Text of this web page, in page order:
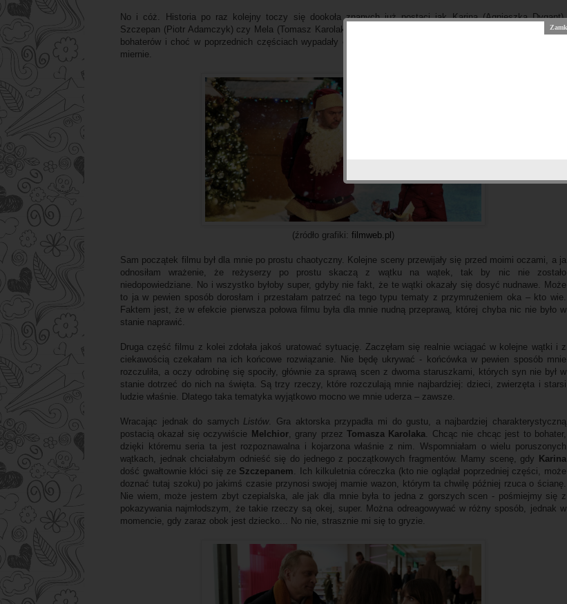
No i cóż. Historia po raz kolejny toczy się dookoła znanych już postaci jak Karina (Agnieszka Dygant),
Szczepan (Piotr Adamczyk) czy Mela (Tomasz Karolak). Ich perypetie przeplatane są rozterkami pozostałych
bohaterów i choć w poprzednich częściach wypadały one całkiem zabawnie, tak tutaj... niestety było raczej
miernie.
(źródło grafiki: filmweb.pl )
Sam początek filmu był dla mnie po prostu chaotyczny. Kolejne sceny przewijały się przed moimi oczami, a ja
odnosiłam wrażenie, że reżyserzy po prostu skaczą z wątku na wątek, tak by nic nie zostało
niedopowiedziane. No i wszystko byłoby super, gdyby nie fakt, że te wątki okazały się dosyć nudnawe. Może
to ja w pewien sposób dorosłam i przestałam patrzeć na tego typu tematy z przymrużeniem oka – kto wie.
Faktem jest, że w efekcie pierwsza połowa filmu była dla mnie nudną przeprawą, której chyba nic nie było w
stanie naprawić.
Druga część filmu z kolei zdołała jakoś uratować sytuację. Zaczęłam się realnie wciągać w kolejne wątki i z
ciekawością czekałam na ich końcowe rozwiązanie. Nie będę ukrywać - końcówka w pewien sposób mnie
rozczuliła, a oczy odrobinę się spociły, głównie za sprawą scen z dwoma staruszkami, których syn nie był w
stanie dotrzeć do nich na święta. Są trzy rzeczy, które rozczulają mnie najbardziej: dzieci, zwierzęta i starsi
ludzie właśnie. Dlatego taka tematyka wyjątkowo mocno we mnie uderza – zawsze.
Wracając jednak do samych Listów. Gra aktorska przypadła mi do gustu, a najbardziej charakterystyczną
postacią okazał się oczywiście
Melchior, grany przezTomasza Karolaka . Chcąc nie chcąc jest to bohater,
dzięki któremu seria ta jest rozpoznawalna i kojarzona właśnie z nim. Wspomniałam o wielu poruszonych
wątkach, jednak chciałabym odnieść się do jednego z początkowych fragmentów. Mamy scenę, gdy
Karina
dość gwałtownie kłóci się ze Szczepanem . Ich kilkuletnia córeczka (kto nie oglądał poprzedniej części, może
doznać tutaj szoku) po jakimś czasie przynosi swojej mamie wazon, którym ta chwilę później rzuca o ścianę.
Nie wiem, może jestem zbyt czepialska, ale jak dla mnie była to jedna z gorszych scen - pośmiejmy się z
pokazywania najmłodszym, że takie rzeczy są okej, super. Można odreagowywać w różny sposób, jednak w
momencie, gdy zaraz obok jest dziecko... No nie, strasznie mi się to gryzie.